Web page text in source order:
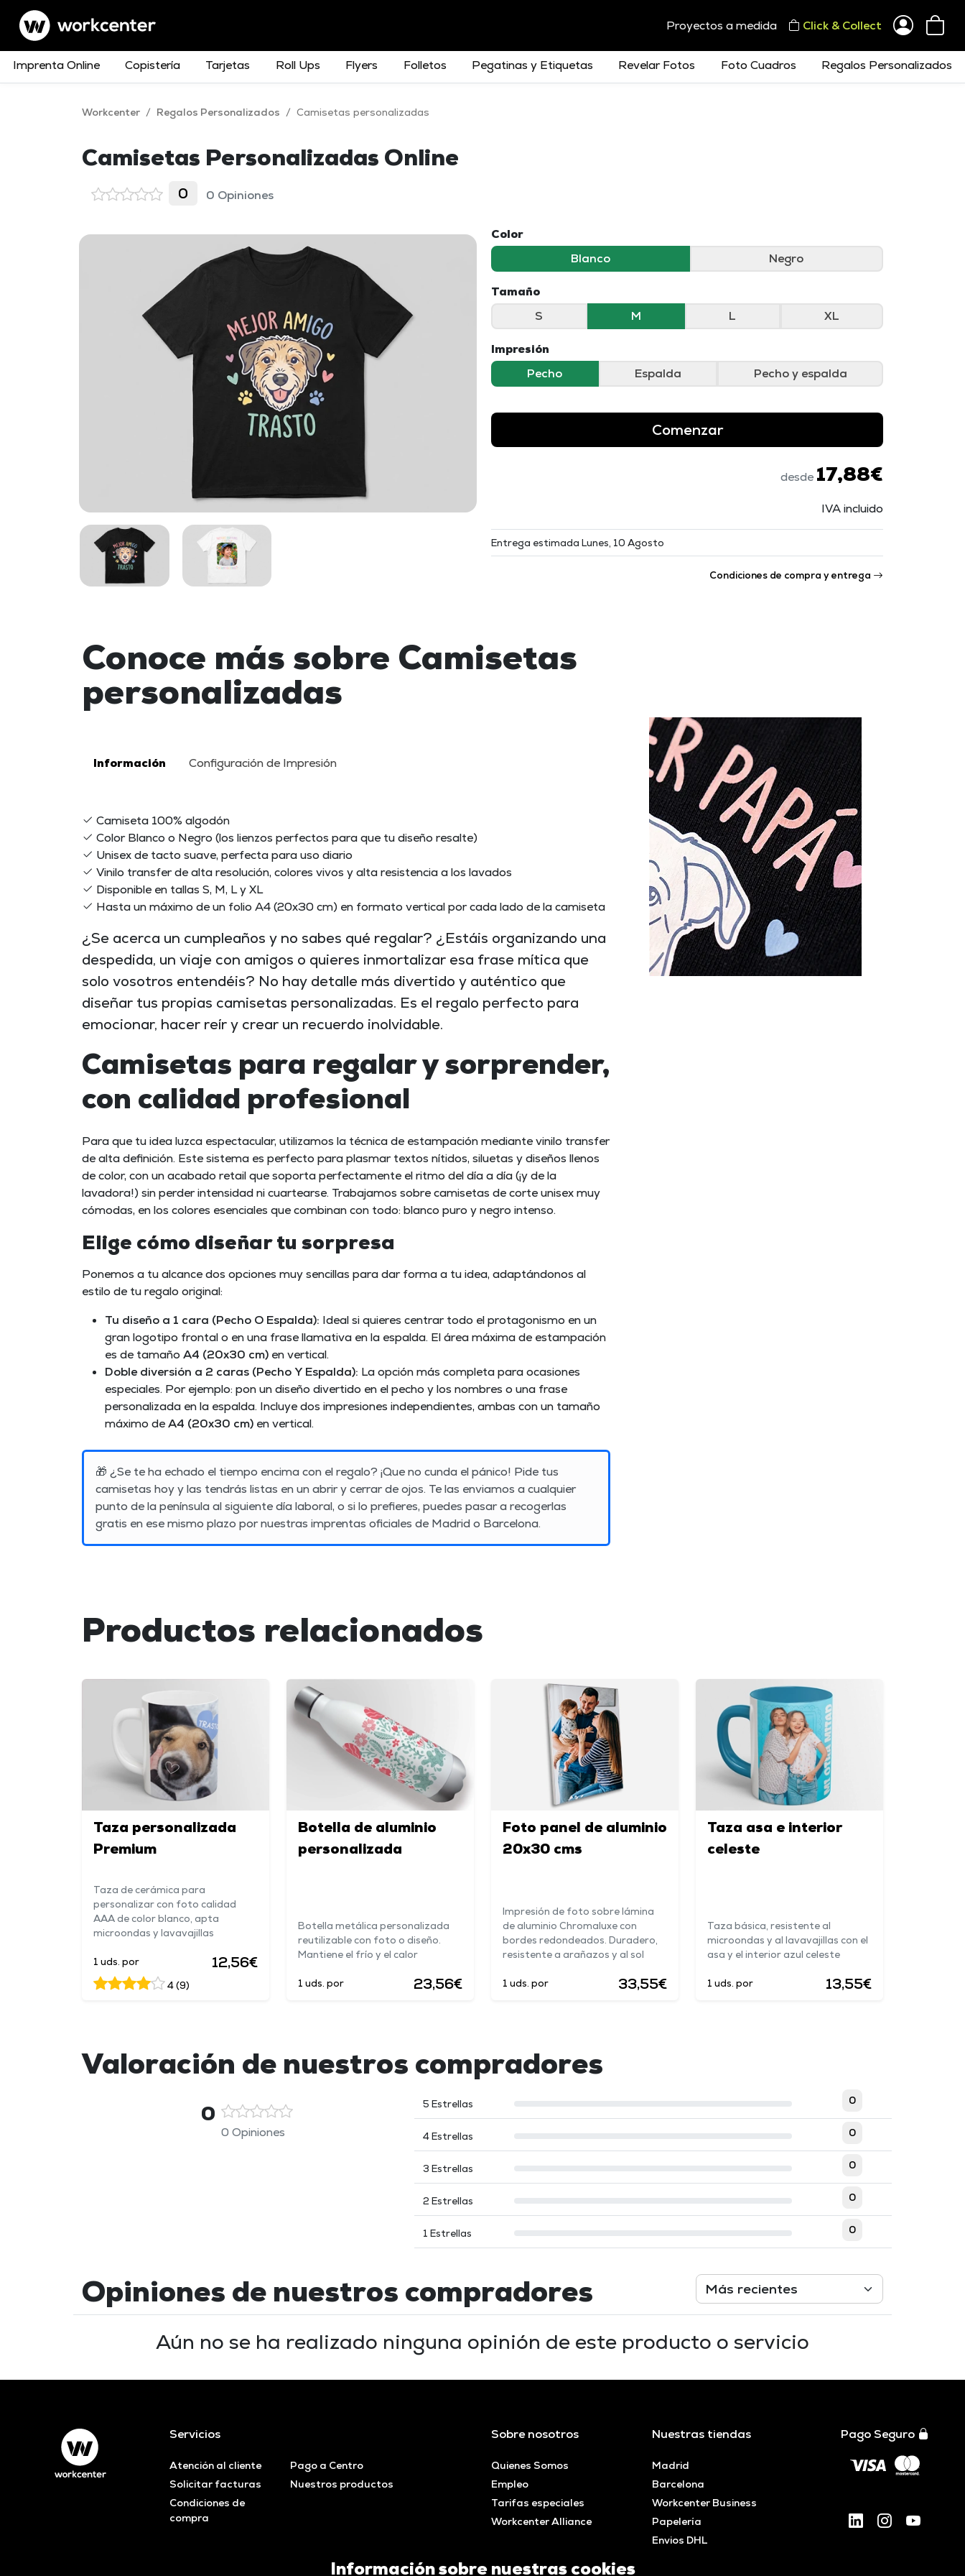
Proyectos a medida Click & Collect
Imprenta Online Copistería Tarjetas Roll Ups Flyers Folletos Pegatinas y Etiquetas Revelar Fotos Foto Cuadros Regalos Personalizados
Workcenter / Regalos Personalizados / Camisetas personalizadas
Camisetas Personalizadas Online
0 0 Opiniones
Color
Blanco
Negro
Tamaño
S
M L XL
Impresión
Pecho
Espalda Pecho y espalda
Comenzar
desde 17,88€
IVA incluido
Entrega estimada Lunes, 10 Agosto
Condiciones de compra y entrega
Conoce más sobre Camisetas
personalizadas
Información Configuración de Impresión
Camiseta 100% algodón
Color Blanco o Negro (los lienzos perfectos para que tu diseño resalte)
Unisex de tacto suave, perfecta para uso diario
Vinilo transfer de alta resolución, colores vivos y alta resistencia a los lavados
Disponible en tallas S, M, L y XL
Hasta un máximo de un folio A4 (20x30 cm) en formato vertical por cada lado de la camiseta
¿Se acerca un cumpleaños y no sabes qué regalar? ¿Estáis organizando una
despedida, un viaje con amigos o quieres inmortalizar esa frase mítica que
solo vosotros entendéis? No hay detalle más divertido y auténtico que
diseñar tus propias camisetas personalizadas. Es el regalo perfecto para
emocionar, hacer reír y crear un recuerdo inolvidable.
Camisetas para regalar y sorprender,
con calidad profesional
Para que tu idea luzca espectacular, utilizamos la técnica de estampación mediante vinilo transfer
de alta definición. Este sistema es perfecto para plasmar textos nítidos, siluetas y diseños llenos
de color, con un acabado retail que soporta perfectamente el ritmo del día a día (¡y de la
lavadora!) sin perder intensidad ni cuartearse. Trabajamos sobre camisetas de corte unisex muy
cómodas, en los colores esenciales que combinan con todo: blanco puro y negro intenso.
Elige cómo diseñar tu sorpresa
Ponemos a tu alcance dos opciones muy sencillas para dar forma a tu idea, adaptándonos al
estilo de tu regalo original:
Tu diseño a 1 cara (Pecho O Espalda): Ideal si quieres centrar todo el protagonismo en un
gran logotipo frontal o en una frase llamativa en la espalda. El área máxima de estampación
es de tamaño A4 (20x30 cm) en vertical.
Doble diversión a 2 caras (Pecho Y Espalda): La opción más completa para ocasiones
especiales. Por ejemplo: pon un diseño divertido en el pecho y los nombres o una frase
personalizada en la espalda. Incluye dos impresiones independientes, ambas con un tamaño
máximo deA4 (20x30 cm) en vertical.
🎁 ¿Se te ha echado el tiempo encima con el regalo? ¡Que no cunda el pánico! Pide tus
camisetas hoy y las tendrás listas en un abrir y cerrar de ojos. Te las enviamos a cualquier
punto de la península alsiguiente día laboral, o si lo prefieres, puedes pasar a recogerlas
gratis en ese mismo plazo por nuestras imprentas oficiales de Madrid o Barcelona.
Productos relacionados
Taza personalizada
Premium
Taza de cerámica para
personalizar con foto calidad
AAA de color blanco, apta
microondas y lavavajillas
1 uds. por 12,56€
4 (9)
Botella de aluminio
personalizada
Botella metálica personalizada
reutilizable con foto o diseño.
Mantiene el frío y el calor
1 uds. por 23,56€
Foto panel de aluminio
20x30 cms
Impresión de foto sobre lámina
de aluminio Chromaluxe con
bordes redondeados. Duradero,
resistente a arañazos y al sol
1 uds. por 33,55€
Taza asa e interior
celeste
Taza básica, resistente al
microondas y al lavavajillas con el
asa y el interior azul celeste
1 uds. por 13,55€
Valoración de nuestros compradores
0
0 Opiniones
5 Estrellas 0
4 Estrellas 0
3 Estrellas 0
2 Estrellas 0
1 Estrellas 0
Opiniones de nuestros compradores
Aún no se ha realizado ninguna opinión de este producto o servicio
Servicios
Atención al cliente
Pago a Centro
Solicitar facturas
Nuestros productos
Condiciones de
compra
Sobre nosotros
Quienes Somos
Empleo
Tarifas especiales
Workcenter Alliance
Nuestras tiendas
Madrid
Barcelona
Workcenter Business
Papelería
Envios DHL
Pago Seguro
Información sobre nuestras cookies